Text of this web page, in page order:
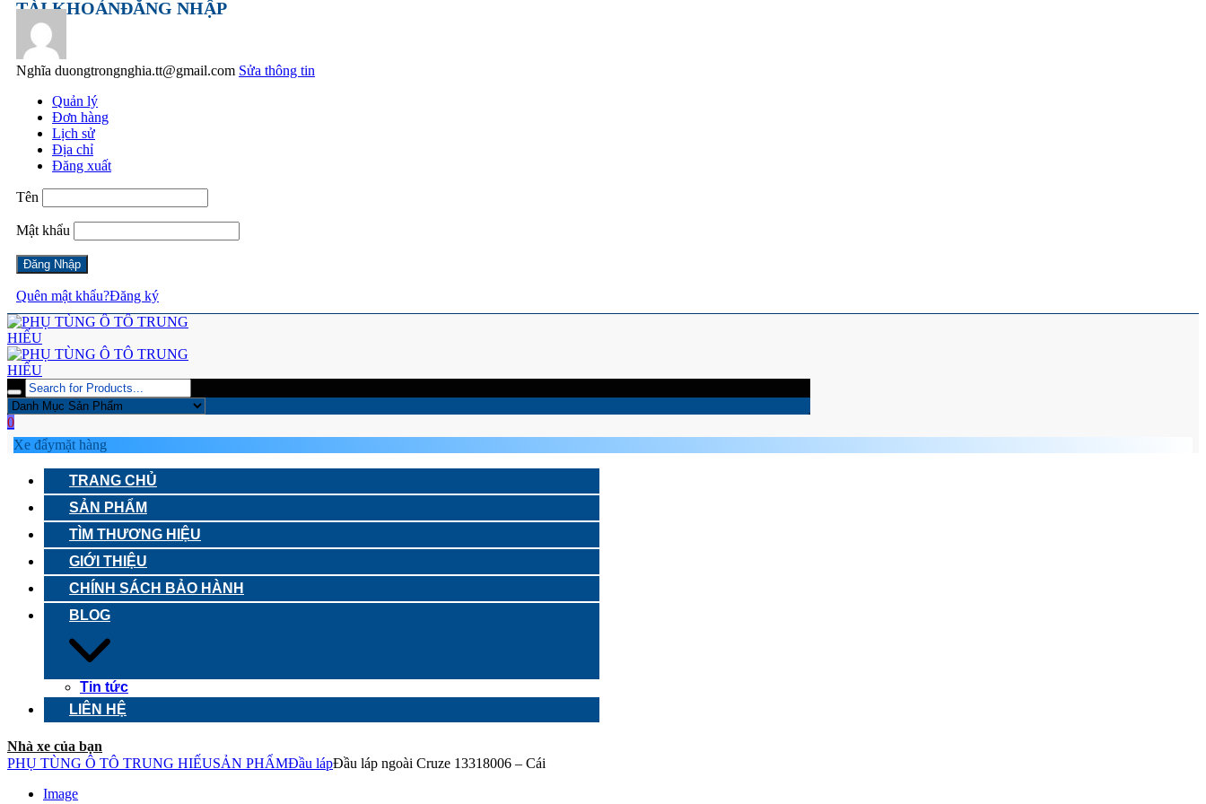
TÀI KHOẢNĐĂNG NHẬP
Nghĩa duongtrongnghia.tt@gmail.com Sửa thông tin
Quản lý
Đơn hàng
Lịch sử
Địa chỉ
Đăng xuất
Tên
Mật khẩu
Quên mật khẩu?Đăng ký
0
Xe đẩymặt hàng
TRANG CHỦ
SẢN PHẨM
TÌM THƯƠNG HIỆU
GIỚI THIỆU
CHÍNH SÁCH BẢO HÀNH
BLOG
Tin tức
LIÊN HỆ
Nhà xe của bạn
PHỤ TÙNG Ô TÔ TRUNG HIẾUSẢN PHẨMĐầu lápĐầu láp ngoài Cruze 13318006 – Cái
Image